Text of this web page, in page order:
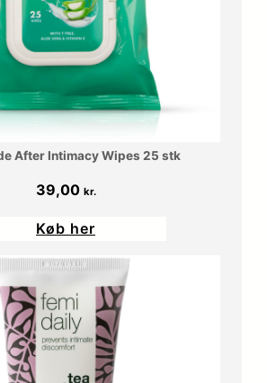
0
0
k
r
.
.
After Intimacy Wipes 25 stk
39,00 kr.
Køb her